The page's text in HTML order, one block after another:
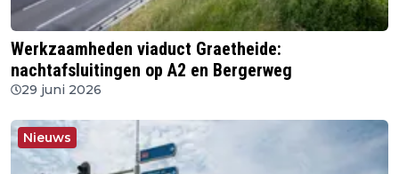
Werkzaamheden viaduct Graetheide:
nachtafsluitingen op A2 en Bergerweg
29 juni 2026
Nieuws